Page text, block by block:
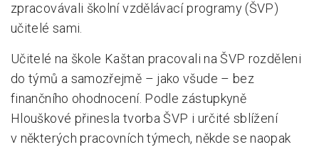
zpracovávali školní vzdělávací programy (ŠVP)
učitelé sami.
Učitelé na škole Kaštan pracovali na ŠVP rozděleni
do týmů a samozřejmě – jako všude – bez
finančního ohodnocení. Podle zástupkyně
Hlouškové přinesla tvorba ŠVP i určité sblížení
v některých pracovních týmech, někde se naopak